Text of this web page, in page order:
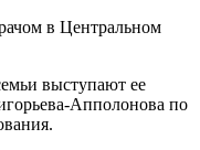
в Центральном
выступают ее
Апполонова по